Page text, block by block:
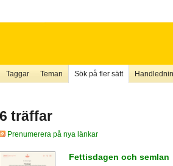
Taggar Teman Sök på fler sätt
6 träffar
Prenumerera på nya länkar
Fettisdagen och semlan